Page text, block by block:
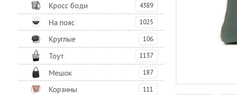
Кросс боди 4389
На пояс 1025
Круглые 106
Тоут 1137
Мешок 187
Корзины 111